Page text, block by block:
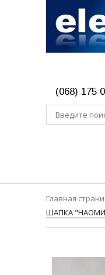
(068) 175
Главная
ШАПКА